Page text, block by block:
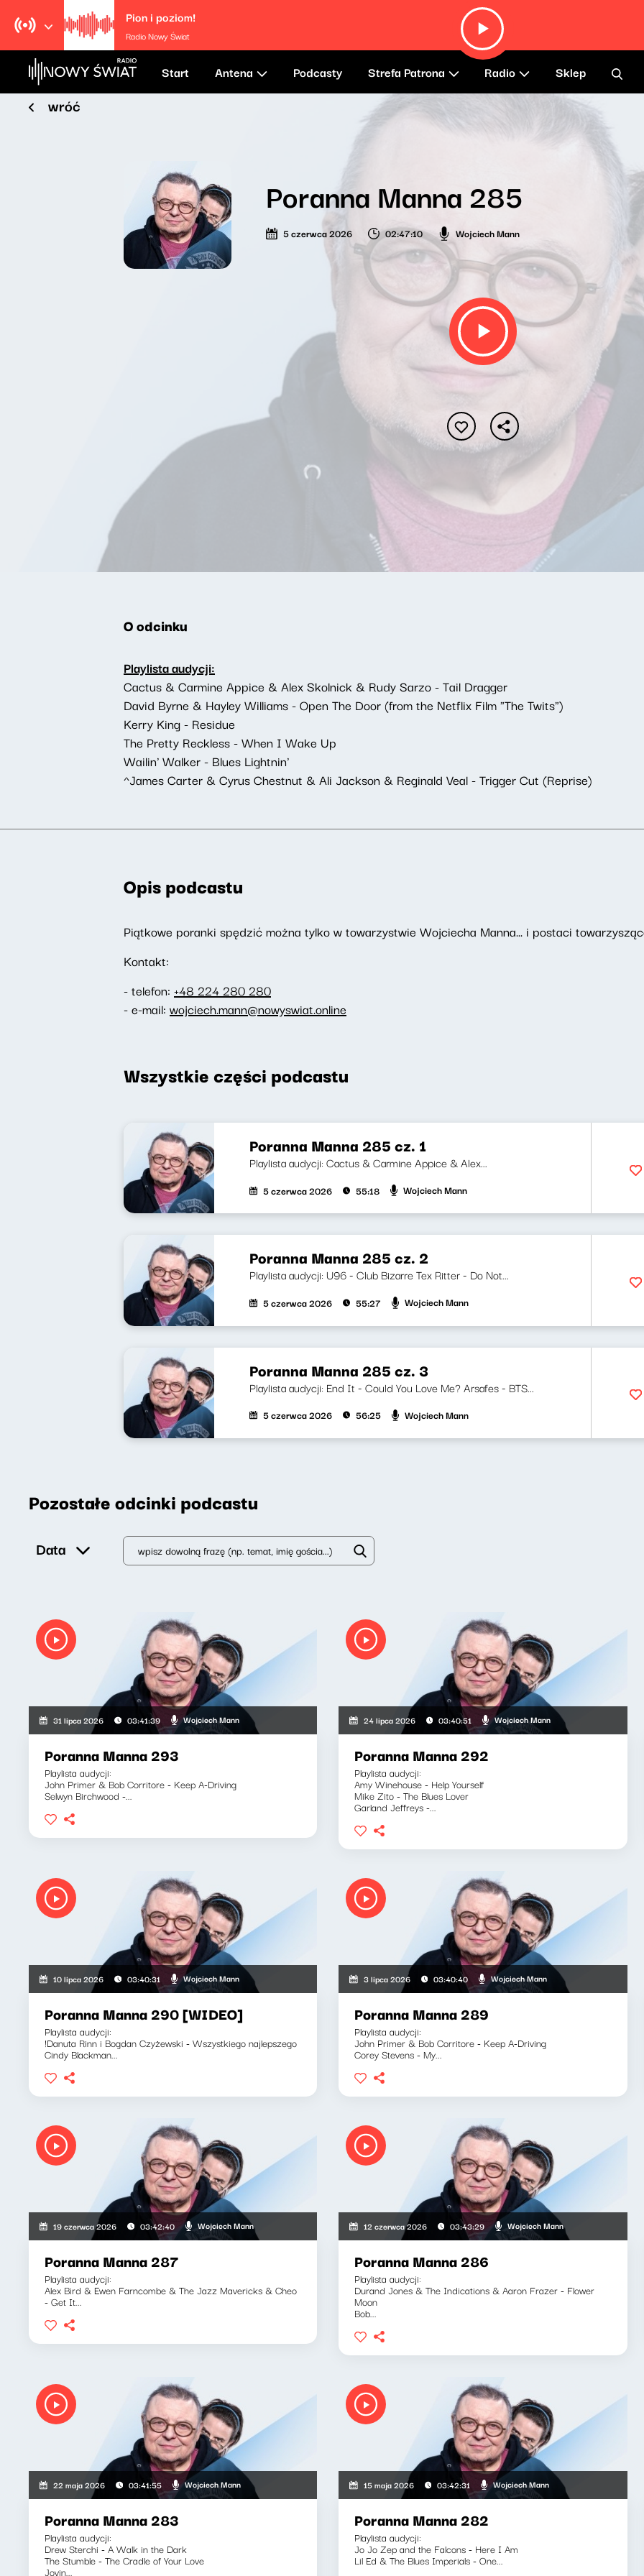
Pion i poziom!
Radio Nowy Świat
Start Antena Podcasty Strefa Patrona Radio Sklep
wróć
Poranna Manna 285
5 czerwca 2026 02:47:10 Wojciech Mann
O odcinku
Playlista audycji:
Cactus & Carmine Appice & Alex Skolnick & Rudy Sarzo - Tail Dragger
David Byrne & Hayley Williams - Open The Door (from the Netflix Film "The Twits")
Kerry King - Residue
The Pretty Reckless - When I Wake Up
Wailin' Walker - Blues Lightnin'
^James Carter & Cyrus Chestnut & Ali Jackson & Reginald Veal - Trigger Cut (Reprise)
Opis podcastu
Piątkowe poranki spędzić można tylko w towarzystwie Wojciecha Manna... i postaci
Kontakt:
- telefon: +48 224 280 280
- e-mail: wojciech.mann@nowyswiat.online
Wszystkie części podcastu
Poranna Manna 285 cz. 1
Playlista audycji: Cactus & Carmine Appice & Alex...
5 czerwca 2026 55:18 Wojciech Mann
Poranna Manna 285 cz. 2
Playlista audycji: U96 - Club Bizarre Tex Ritter - Do Not...
5 czerwca 2026 55:27 Wojciech Mann
Poranna Manna 285 cz. 3
Playlista audycji: End It - Could You Love Me? Arsafes - BTS...
5 czerwca 2026 56:25 Wojciech Mann
Pozostałe odcinki podcastu
Data
31 lipca 2026 03:41:39 Wojciech Mann
Poranna Manna 293
Playlista audycji:
John Primer & Bob Corritore - Keep A-Driving
Selwyn Birchwood -...
24 lipca 2026 03:40:51 Wojciech Mann
Poranna Manna 292
Playlista audycji:
Amy Winehouse - Help Yourself
Mike Zito - The Blues Lover
Garland Jeffreys -...
10 lipca 2026 03:40:31 Wojciech Mann
Poranna Manna 290 [WIDEO]
Playlista audycji:
!Danuta Rinn i Bogdan Czyżewski - Wszystkiego najlepszego
Cindy Blackman...
3 lipca 2026 03:40:40 Wojciech Mann
Poranna Manna 289
Playlista audycji:
John Primer & Bob Corritore - Keep A-Driving
Corey Stevens - My...
19 czerwca 2026 03:42:40 Wojciech Mann
Poranna Manna 287
Playlista audycji:
Alex Bird & Ewen Farncombe & The Jazz Mavericks & Cheo
- Get It...
12 czerwca 2026 03:43:29 Wojciech Mann
Poranna Manna 286
Playlista audycji:
Durand Jones & The Indications & Aaron Frazer - Flower
Moon
Bob...
22 maja 2026 03:41:55 Wojciech Mann
Poranna Manna 283
Playlista audycji:
Drew Sterchi - A Walk in the Dark
The Stumble - The Cradle of Your Love
Jovin...
15 maja 2026 03:42:31 Wojciech Mann
Poranna Manna 282
Playlista audycji:
Jo Jo Zep and the Falcons - Here I Am
Lil Ed & The Blues Imperials - One...